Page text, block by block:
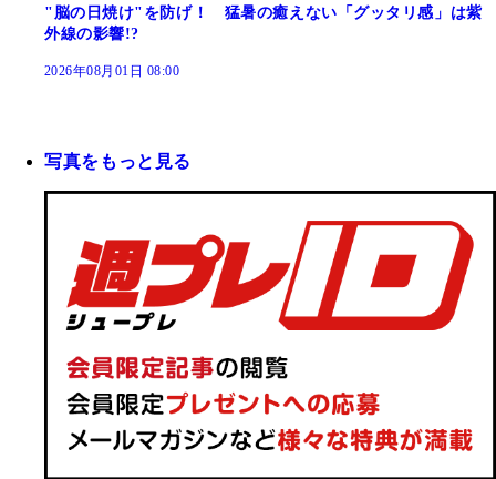
"脳の日焼け"を防げ！ 猛暑の癒えない「グッタリ感」は紫
外線の影響!?
2026年08月01日 08:00
写真をもっと見る